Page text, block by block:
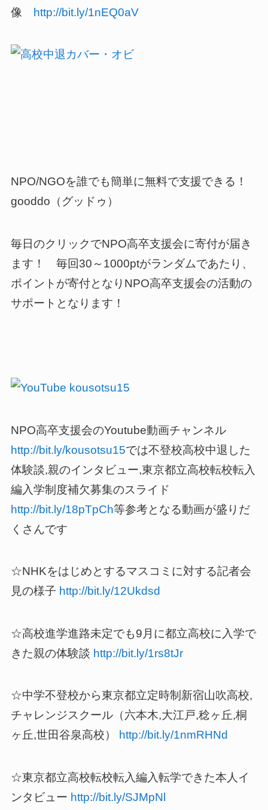
像 http://bit.ly/1nEQ0aV
NPO/NGOを誰でも簡単に無料で支援できる！
gooddo（グッドゥ）
毎日のクリックでNPO高卒支援会に寄付が届き
ます！ 毎回30～1000ptがランダムであたり、
ポイントが寄付となりNPO高卒支援会の活動の
サポートとなります！
NPO高卒支援会のYoutube動画チャンネル
http://bit.ly/kousotsu15では不登校高校中退した
体験談,親のインタビュー,東京都立高校転校転入
編入学制度補欠募集のスライド
http://bit.ly/18pTpCh等参考となる動画が盛りだ
くさんです
☆NHKをはじめとするマスコミに対する記者会
見の様子 http://bit.ly/12Ukdsd
☆高校進学進路未定でも9月に都立高校に入学で
きた親の体験談 http://bit.ly/1rs8tJr
☆中学不登校から東京都立定時制新宿山吹高校,
チャレンジスクール（六本木,大江戸,稔ヶ丘,桐
ヶ丘,世田谷泉高校）
http://bit.ly/1nmRHNd
☆東京都立高校転校転入編入転学できた本人イ
ンタビュー http://bit.ly/SJMpNl